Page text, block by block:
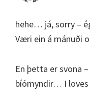
hehe… já, sorry –
Væri ein á mánuði
En þetta er svona
bíómyndir… I